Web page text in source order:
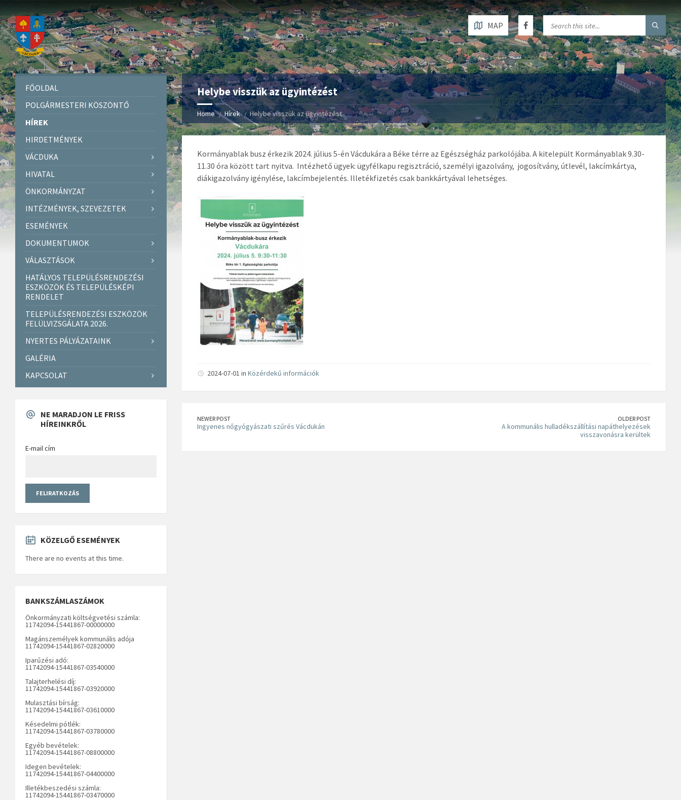
MAP
Helybe visszük az ügyintézést
Home Hírek Helybe visszük az ügyintézést
Kormányablak busz érkezik 2024. július 5-én Vácdukára a Béke térre az Egészségház parkolójába. A kitelepült Kormányablak 9.30-
11.30 óra között tart nyitva. Intézhető ügyek: ügyfélkapu regisztráció, személyi igazolvány, jogosítvány, útlevél, lakcímkártya,
diákigazolvány igénylése, lakcímbejelentés. Illetékfizetés csak bankkártyával lehetséges.
2024-07-01 in Közérdekű információk
NEWER POST
Ingyenes nőgyógyászati szűrés Vácdukán
OLDER POST
A kommunális hulladékszállítási napáthelyezések
visszavonásra kerültek
FŐOLDAL
POLGÁRMESTERI KÖSZÖNTŐ
HÍREK
HIRDETMÉNYEK
VÁCDUKA
HIVATAL
ÖNKORMÁNYZAT
INTÉZMÉNYEK, SZEVEZETEK
ESEMÉNYEK
DOKUMENTUMOK
VÁLASZTÁSOK
HATÁLYOS TELEPÜLÉSRENDEZÉSI
ESZKÖZÖK ÉS TELEPÜLÉSKÉPI
RENDELET
TELEPÜLÉSRENDEZÉSI ESZKÖZÖK
FELÜLVIZSGÁLATA 2026.
NYERTES PÁLYÁZATAINK
GALÉRIA
KAPCSOLAT
NE MARADJON LE FRISS
HÍREINKRŐL
E-mail cím
KÖZELGŐ ESEMÉNYEK
There are no events at this time.
BANKSZÁMLASZÁMOK
Önkormányzati költségvetési számla:
11742094-15441867-00000000
Magánszemélyek kommunális adója
11742094-15441867-02820000
Iparűzési adó:
11742094-15441867-03540000
Talajterhelési díj:
11742094-15441867-03920000
Mulasztási bírság:
11742094-15441867-03610000
Késedelmi pótlék:
11742094-15441867-03780000
Egyéb bevételek:
11742094-15441867-08800000
Idegen bevételek:
11742094-15441867-04400000
Illetékbeszedési számla:
11742094-15441867-03470000